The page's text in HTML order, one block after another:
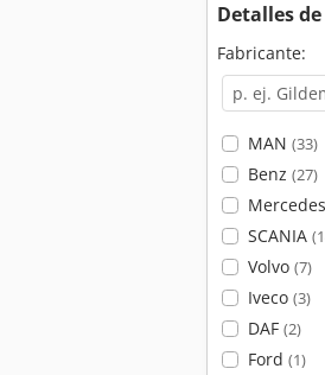
Detalles
Fabricante:
MAN (33)
Benz (27)
SCANIA
Volvo (7)
Iveco (3)
DAF (2)
Ford (1)